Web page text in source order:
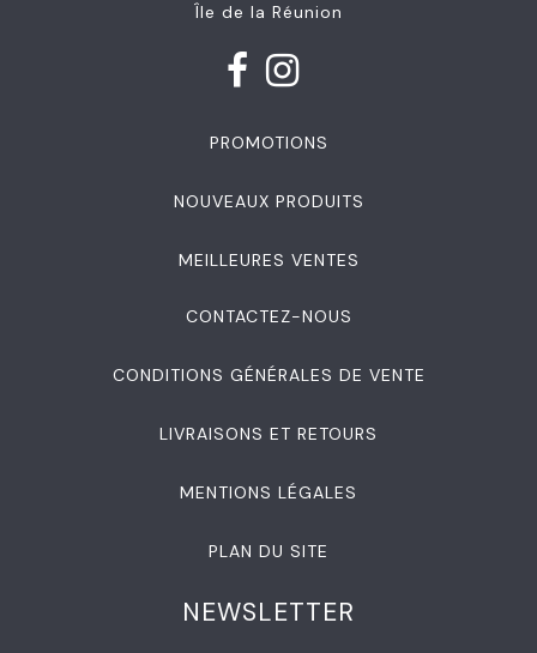
Île de la Réunion
PROMOTIONS
NOUVEAUX PRODUITS
MEILLEURES VENTES
CONTACTEZ-NOUS
CONDITIONS GÉNÉRALES DE VENTE
LIVRAISONS ET RETOURS
MENTIONS LÉGALES
PLAN DU SITE
NEWSLETTER